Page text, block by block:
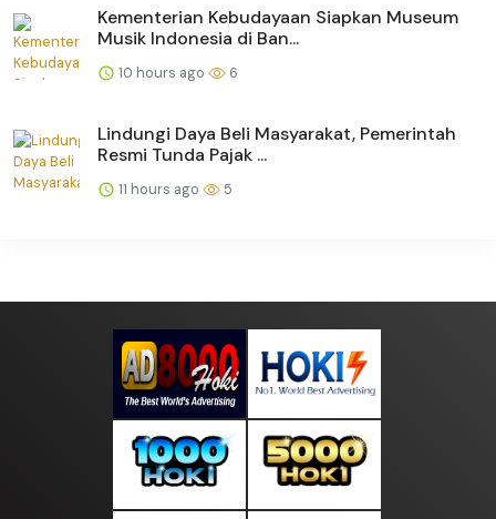
Kementerian Kebudayaan Siapkan Museum
Musik Indonesia di Ban...
10 hours ago 6
Lindungi Daya Beli Masyarakat, Pemerintah
Resmi Tunda Pajak ...
11 hours ago 5